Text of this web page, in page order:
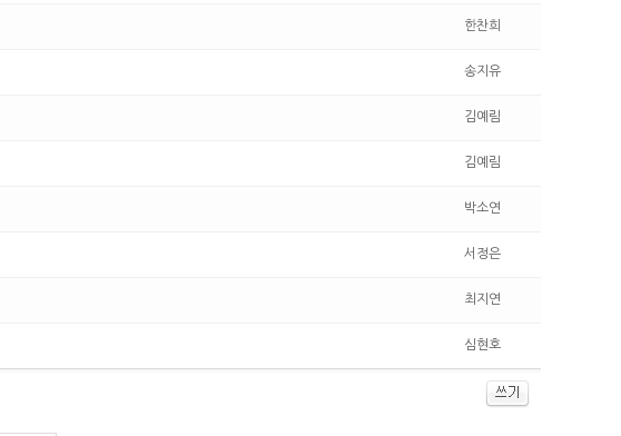
한찬희
송지유
김예림
김예림
박소연
서정은
최지연
심현호